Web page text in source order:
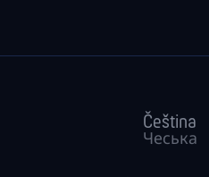
Čeština
Чеська